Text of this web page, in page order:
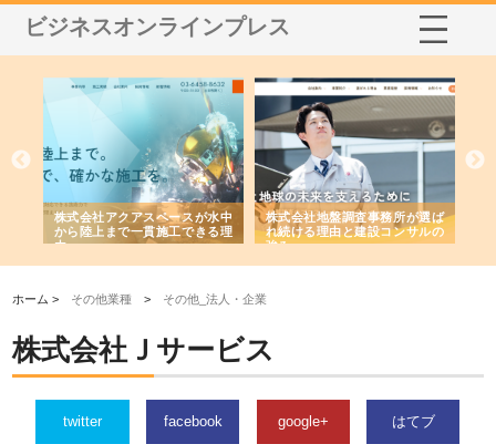
ビジネスオンラインプレス
株式会社アクアスペースが水中
から陸上まで一貫施工できる理
由
株式会社地盤調査事務所が選ば
れ続ける理由と建設コンサルの
強み
ホーム > その他業種 > その他_法人・企業
株式会社Ｊサービス
twitter facebook google+ はてブ